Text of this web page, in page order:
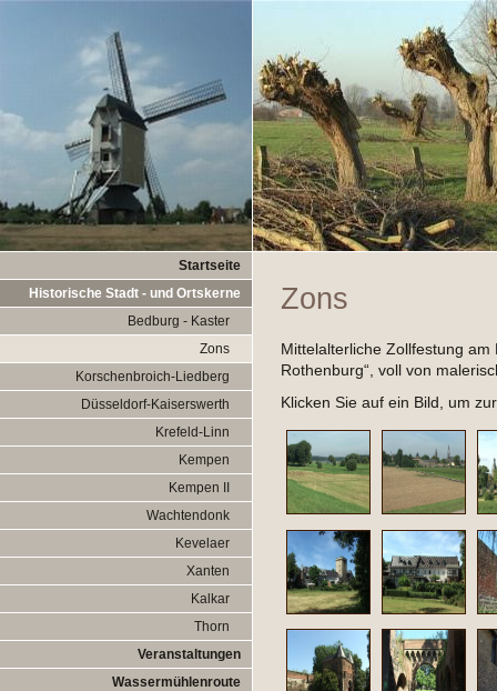
Startseite
Historische Stadt - und Ortskerne
Bedburg - Kaster
Zons
Korschenbroich-Liedberg
Düsseldorf-Kaiserswerth
Krefeld-Linn
Kempen
Kempen II
Wachtendonk
Kevelaer
Xanten
Kalkar
Thorn
Veranstaltungen
Wassermühlenroute
Zons
Mittelalterliche Zollfestung
Rothenburg“, voll von
Klicken Sie auf ein Bild, um